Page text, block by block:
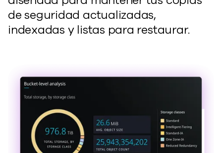
de seguridad actualizadas,
indexadas y listas para restaurar.